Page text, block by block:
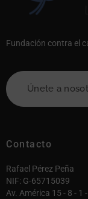
Fundación contra el
Únete a
Contacto
Rafael Pérez Peña
NIF: G-65715039
Av. América 15 - 8 - 1